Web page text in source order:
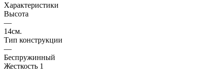
Характеристики
Высота
—
14см.
Тип конструкции
—
Беспружинный
Жесткость 1